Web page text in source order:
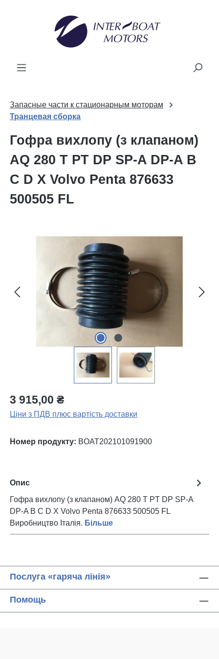
Запасные части к стационарным моторам
Транцевая сборка
Гофра вихлопу (з клапаном)
AQ 280 T PT DP SP-A DP-A B
C D X Volvo Penta 876633
500505 FL
Пропустити галерею зображень
3 915,00 ₴
Ціни з ПДВ плюс вартість доставки
Номер продукту: BOAT202101091900
Опис
Гофра вихлопу (з клапаном) AQ 280 T PT DP SP-A
DP-A B C D X Volvo Penta 876633 500505 FL
Виробництво Італія. Більше
Послуга «гаряча лінія»
Помощь